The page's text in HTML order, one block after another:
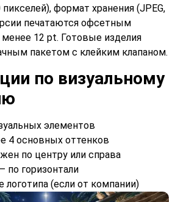
формат хранения (JPEG,
печатаются офсетным
12 pt. Готовые изделия
пакетом с клейким клапаном.
по визуальному
элементов
4 основных оттенков
по центру или справа
по горизонтали
логотипа (если от компании)